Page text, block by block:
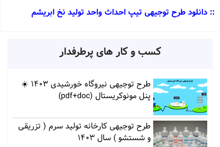
:: دانلود طرح توجیهی تیپ احداث واحد تولید نخ ابریشم
کسب و کار های پرطرفدار
طرح توجیهی نیروگاه خورشیدی 1403 ☀️
پنل مونوکریستال (pdf+doc)
طرح توجیهی کارخانه تولید سرم ( تزریقی
و شستشو ) سال 1403